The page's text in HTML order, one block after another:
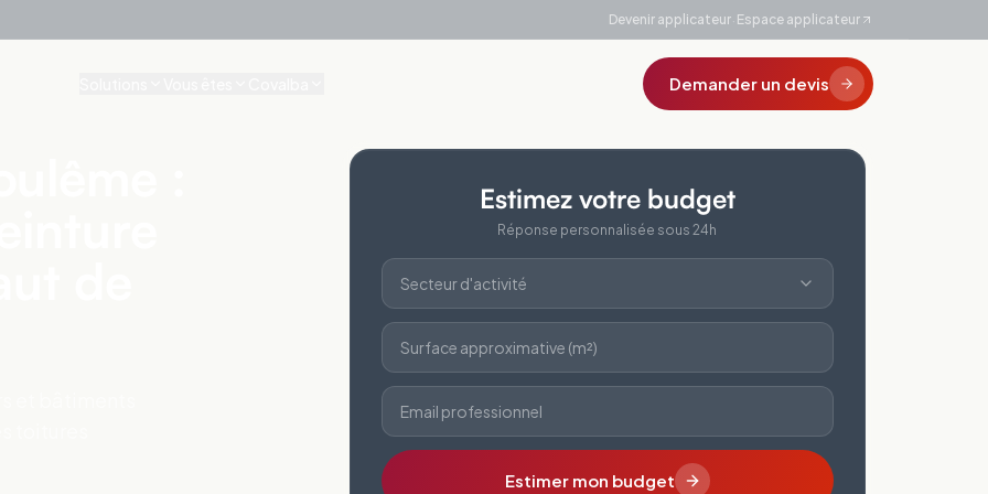
Devenir applicateur· Espace applicateur
Demander un devis
Estimez votre budget
Réponse personnalisée sous 24h
Secteur d'activité
Surface approximative (m²)
Email professionnel
Estimer mon budget